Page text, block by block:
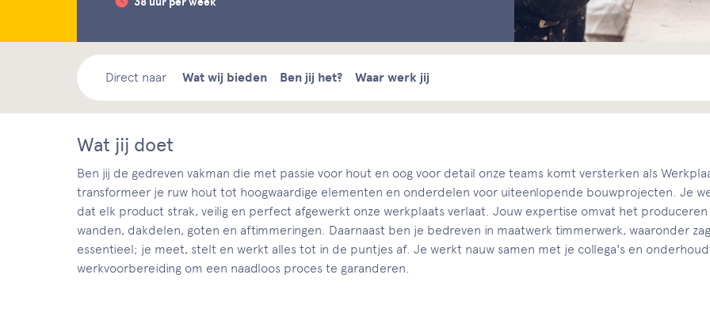
Direct naar Wat wij bieden Ben jij het? Waar werk jij
Wat jij doet
Ben jij de gedreven vakman die met passie voor hout en oog voor detail onze teams komt versterken als
transformeer je ruw hout tot hoogwaardige elementen en onderdelen voor uiteenlopende bouwprojecten. Je
dat elk product strak, veilig en perfect afgewerkt onze werkplaats verlaat. Jouw expertise omvat het
wanden, dakdelen, goten en aftimmeringen. Daarnaast ben je bedreven in maatwerk timmerwerk, waaronder
essentieel; je meet, stelt en werkt alles tot in de puntjes af. Je werkt nauw samen met je collega's en
werkvoorbereiding om een naadloos proces te garanderen.